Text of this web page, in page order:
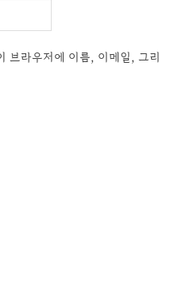
브라우저에 이름, 이메일, 그리